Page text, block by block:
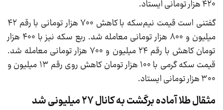
۴۲۰ هزار تومانی ایستاد.
گفتنی است قیمت نیم‌سکه با کاهش ۷۰۰ هزار تومانی با رقم ۴۲
میلیون و ۸۰۰ هزار تومانی معامله شد. ربع سکه نیز با ۴۰۰ هزار
تومان کاهش با رقم ۲۴ میلیون و ۷۰۰ هزار تومانی معامله شد.
قیمت سکه گرمی با ۱۰۰ هزار تومان کاهش روی رقم ۱۳ میلیون و
۳۰۰ هزار تومانی ایستاد.
مثقال طلا آماده برگشت به کانال ۲۷ میلیونی شد